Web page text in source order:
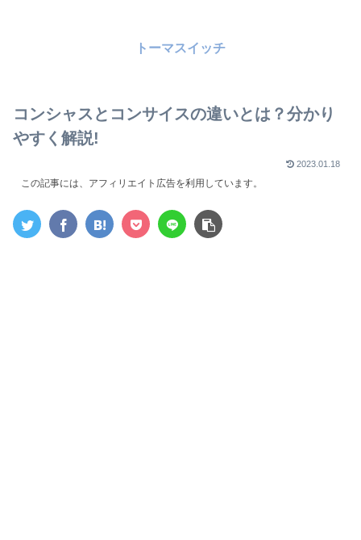
トーマスイッチ
コンシャスとコンサイスの違いとは？分かり
やすく解説!
2023.01.18
この記事には、アフィリエイト広告を利用しています。